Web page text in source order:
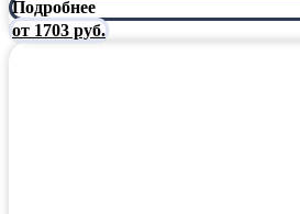
Подробнее
от 1703 руб.